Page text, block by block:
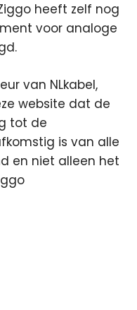
heeft zelf nog
voor analoge
van NLkabel,
website dat de
tot de
is van alle
en niet alleen het